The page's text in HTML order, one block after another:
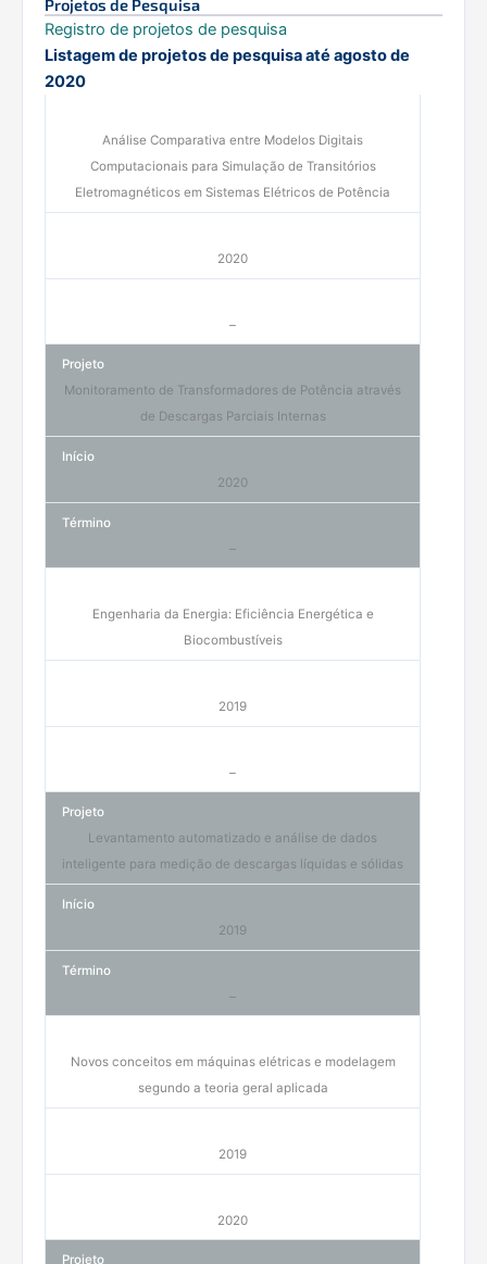
Projetos de Pesquisa
Registro de projetos de pesquisa
Listagem de projetos de pesquisa até agosto de
2020
Análise Comparativa entre Modelos Digitais
Computacionais para Simulação de Transitórios
Eletromagnéticos em Sistemas Elétricos de Potência
2020
–
Monitoramento de Transformadores de Potência através
de Descargas Parciais Internas
2020
–
Engenharia da Energia: Eficiência Energética e
Biocombustíveis
2019
–
Levantamento automatizado e análise de dados
inteligente para medição de descargas líquidas e sólidas
2019
–
Novos conceitos em máquinas elétricas e modelagem
segundo a teoria geral aplicada
2019
2020